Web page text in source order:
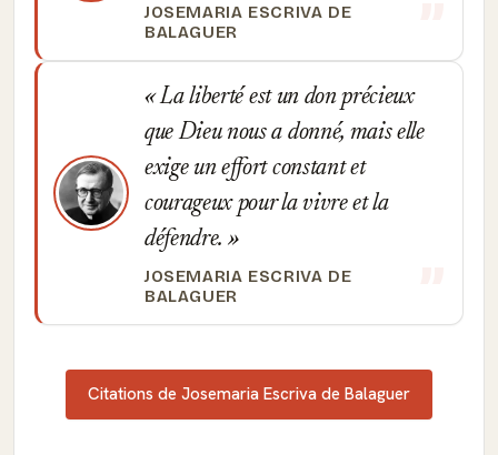
JOSEMARIA ESCRIVA DE
BALAGUER
La liberté est un don précieux
que Dieu nous a donné, mais elle
exige un effort constant et
courageux pour la vivre et la
défendre.
JOSEMARIA ESCRIVA DE
BALAGUER
Citations de Josemaria Escriva de Balaguer